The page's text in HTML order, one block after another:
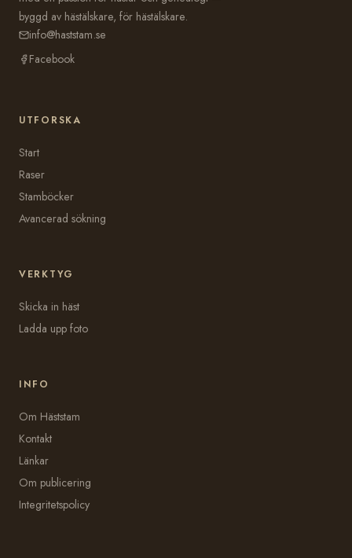
byggd av hästälskare, för hästälskare.
info@haststam.se
Facebook
UTFORSKA
Start
Raser
Stamböcker
Avancerad sökning
VERKTYG
Skicka in häst
Ladda upp foto
INFO
Om Häststam
Kontakt
Länkar
Om publicering
Integritetspolicy